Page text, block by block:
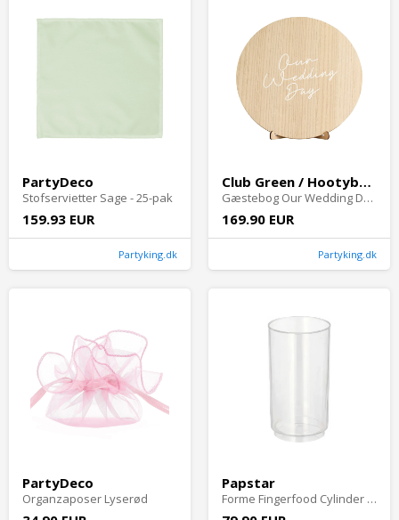
PartyDeco
Stofservietter Sage - 25-pak
159.93 EUR
Partyking.dk
Club Green / Hootyballoon
Gæstebog Our Wedding Day i træ-kit
169.90 EUR
Partyking.dk
PartyDeco
Organzaposer Lyserød
Papstar
Forme Fingerfood Cylinder Transparent - 30-pak